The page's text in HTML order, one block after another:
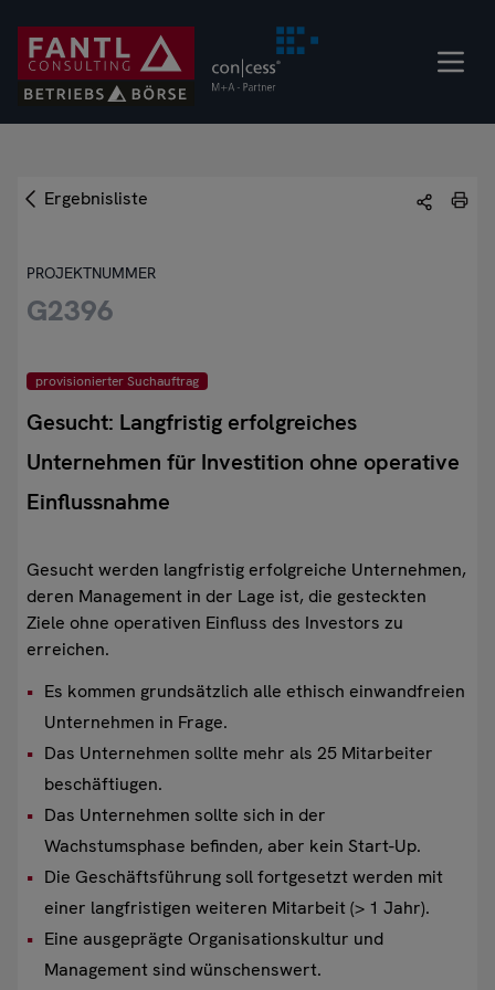
zum
Inhalt
Ergebnisliste
PROJEKTNUMMER
G2396
provisionierter Suchauftrag
Gesucht: Langfristig erfolgreiches
Unternehmen für Investition ohne operative
Einflussnahme
Gesucht werden langfristig erfolgreiche Unternehmen,
deren Management in der Lage ist, die gesteckten
Ziele ohne operativen Einfluss des Investors zu
erreichen.
Es kommen grundsätzlich alle ethisch einwandfreien
Unternehmen in Frage.
Das Unternehmen sollte mehr als 25 Mitarbeiter
beschäftiugen.
Das Unternehmen sollte sich in der
Wachstumsphase befinden, aber kein Start-Up.
Die Geschäftsführung soll fortgesetzt werden mit
einer langfristigen weiteren Mitarbeit (> 1 Jahr).
Eine ausgeprägte Organisationskultur und
Management sind wünschenswert.